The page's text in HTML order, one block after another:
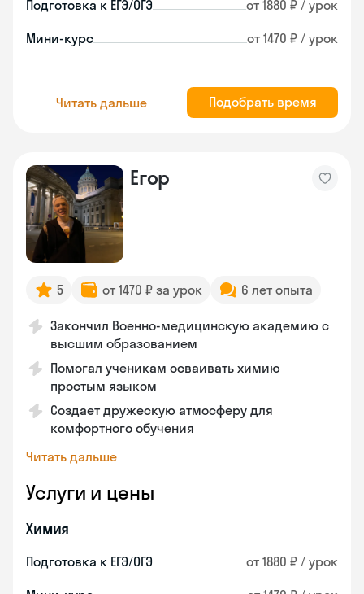
Подготовка к ЕГЭ/ОГЭ от 1880 ₽ / урок
Мини-курс от 1470 ₽ / урок
Читать дальше Подобрать время
Егор
5 от 1470 ₽ за урок 6 лет опыта
Закончил Военно-медицинскую академию с
высшим образованием
Помогал ученикам осваивать химию
простым языком
Создает дружескую атмосферу для
комфортного обучения
Читать дальше
Услуги и цены
Химия
Подготовка к ЕГЭ/ОГЭ от 1880 ₽ / урок